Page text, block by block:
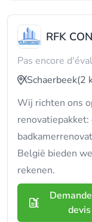
RFK
Pas encore
Schaerbeek(2
Wij richten ons
België bieden
rekenen.
devis